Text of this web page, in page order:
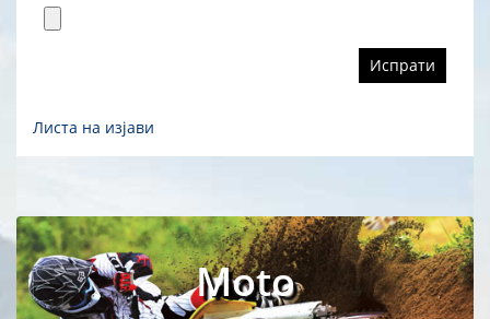
Листа на изјави
Moto